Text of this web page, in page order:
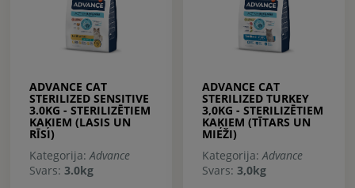
ADVANCE CAT
STERILIZED SENSITIVE
3.0KG - STERILIZĒTIEM
KAĶIEM (LASIS UN
RĪSI)
Kategorija:Advance
Svars: 3.0kg
ADVANCE CAT
STERILIZED TURKEY
3,0KG - STERILIZĒTIEM
KAĶIEM (TĪTARS UN
MIEŽI)
Kategorija:Advance
Svars: 3,0kg